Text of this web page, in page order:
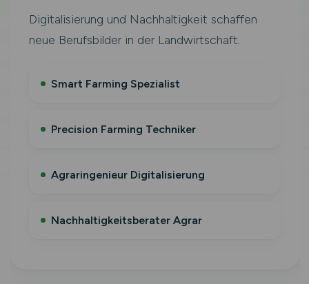
Digitalisierung und Nachhaltigkeit schaffen
neue Berufsbilder in der Landwirtschaft.
Smart Farming Spezialist
Precision Farming Techniker
Agraringenieur Digitalisierung
Nachhaltigkeitsberater Agrar